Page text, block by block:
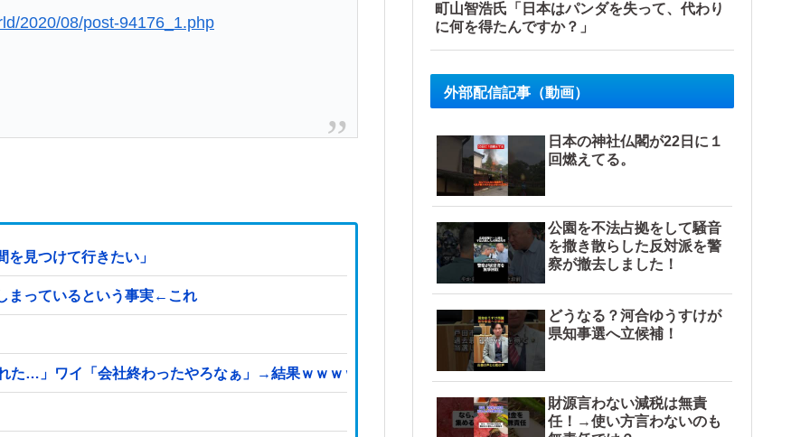
2020/08/post-94176_1.php
見つけて行きたい」
まっているという事実←これ
た…」ワイ「会社終わったやろなぁ」→結果ｗｗｗｗ
町山智浩氏「日本はパンダを失って、代わり
に何を得たんですか？」
外部配信記事（動画）
日本の神社仏閣が22日に１
回燃えてる。
公園を不法占拠をして騒音
を撒き散らした反対派を警
察が撤去しました！
どうなる？河合ゆうすけが
県知事選へ立候補！
財源言わない減税は無責
任！→使い方言わないのも